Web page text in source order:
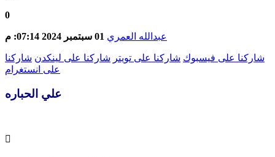
0
عبدالله العمري 01 سبتمبر 2024 07:14: م
شاركنا على فيسبوك شاركنا على تويتر شاركنا على لينكدن شاركنا
على انستغرام
علي الحباره